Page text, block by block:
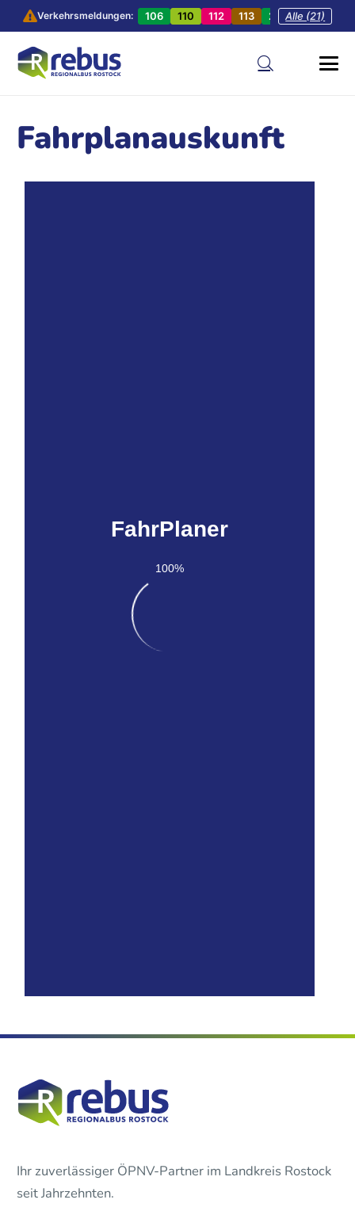
Verkehrsmeldungen: 106 110 112 113 201 202
Alle (21)
Fahrplanauskunft
Ihr zuverlässiger ÖPNV-Partner im Landkreis Rostock
seit Jahrzehnten.